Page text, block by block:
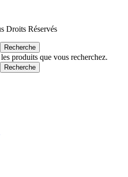
Droits Réservés
Recherche
produits que vous recherchez.
Recherche